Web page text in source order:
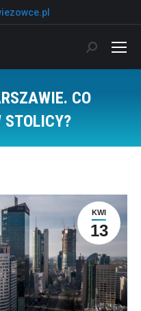
Szukaj:
CO
STOLICY?
KWI
13